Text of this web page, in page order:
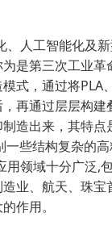
、人工智能化及
是第三次工业革
式，通过将PLA
再通过层层构建
造出来，其特点
一些结构复杂的
用领域十分广泛,
业、航天、珠宝
作用。